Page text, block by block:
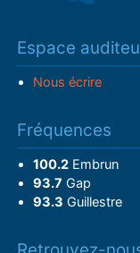
Espace
Nous écrire
Fréquences
100.2Embrun
93.7 Gap
93.3 Guillestre